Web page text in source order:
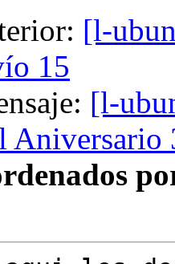
[l-
15
[l-
Aniversario